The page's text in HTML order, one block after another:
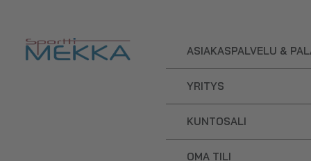
ASIAKASPALVELU &
YRITYS
KUNTOSALI
OMA TILI